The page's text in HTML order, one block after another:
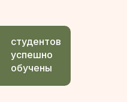
студентов
успешно
обучены